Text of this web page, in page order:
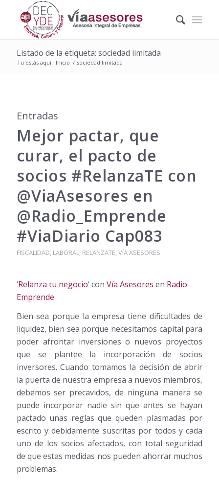
Listado de la etiqueta: sociedad limitada
Tú estás aquí: Inicio / sociedad limitada
Entradas
Mejor pactar, que
curar, el pacto de
socios ‪#‎RelanzaTE‬ con
@ViaAsesores en
@Radio_Emprende
#ViaDiario Cap083
FISCALIDAD, LABORAL, RELANZATE,VÍA ASESORES
‘Relanza tu negocio‘ con Vía Asesores en Radio
Emprende
Bien sea porque la empresa tiene dificultades de
liquidez, bien sea porque necesitamos capital para
poder afrontar inversiones o nuevos proyectos
que se plantee la incorporación de socios
inversores. Cuando tomamos la decisión de abrir
la puerta de nuestra empresa a nuevos miembros,
debemos ser precavidos, de ninguna manera se
puede incorporar nadie sin que antes se hayan
pactado unas reglas que queden plasmadas por
escrito y debidamente suscritas por todos y cada
uno de los socios afectados, con total seguridad
de que estas medidas nos pueden ahorrar muchos
problemas.